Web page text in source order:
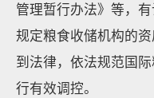
管理暂行办法》等，
规定粮食收储机构的
到法律，依法规范国
行有效调控。